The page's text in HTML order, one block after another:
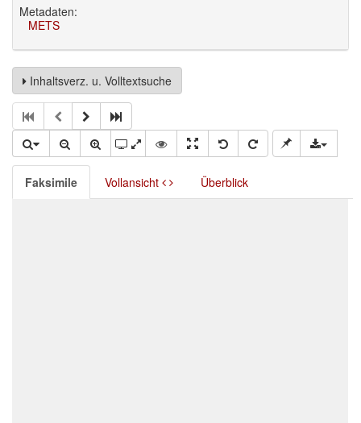
Metadaten:
METS
Inhaltsverz. u. Volltextsuche
Faksimile Vollansicht Überblick